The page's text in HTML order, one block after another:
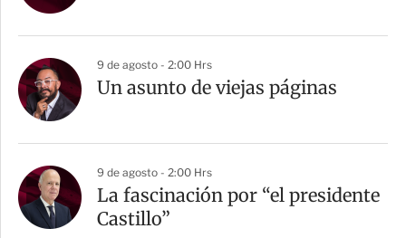
9 de agosto - 2:00 Hrs
Un asunto de viejas páginas
9 de agosto - 2:00 Hrs
La fascinación por “el presidente
Castillo”